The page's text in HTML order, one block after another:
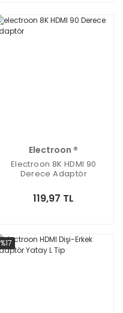
Electroon ®
Electroon 8K HDMI 90
Derece Adaptör
119,97 TL
%17